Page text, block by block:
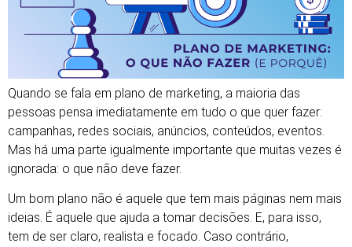
Quando se fala em plano de marketing, a maioria das
pessoas pensa imediatamente em tudo o que quer fazer:
campanhas, redes sociais, anúncios, conteúdos, eventos.
Mas há uma parte igualmente importante que muitas vezes é
ignorada: o que não deve fazer.
Um bom plano não é aquele que tem mais páginas nem mais
ideias. É aquele que ajuda a tomar decisões. E, para isso,
tem de ser claro, realista e focado. Caso contrário,